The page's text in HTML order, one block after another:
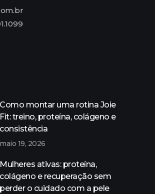
Como montar uma rotina Joie
Fit: treino, proteína, colágeno e
consistência
maio 19, 2026
Mulheres ativas: proteína,
colágeno e recuperação sem
perder o cuidado com a pele